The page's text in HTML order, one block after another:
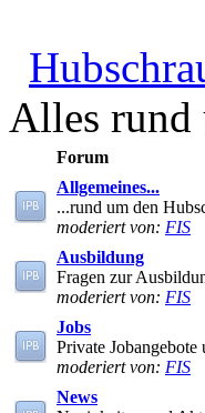
Alles rund
Forum
Allgemeines...
...rund um den
moderiert von: FIS
Ausbildung
Fragen zur
moderiert von: FIS
Jobs
Private Jobangebote
moderiert von: FIS
News